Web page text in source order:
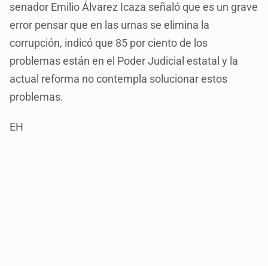
senador Emilio Álvarez Icaza señaló que es un grave
error pensar que en las urnas se elimina la
corrupción, indicó que 85 por ciento de los
problemas están en el Poder Judicial estatal y la
actual reforma no contempla solucionar estos
problemas.
EH